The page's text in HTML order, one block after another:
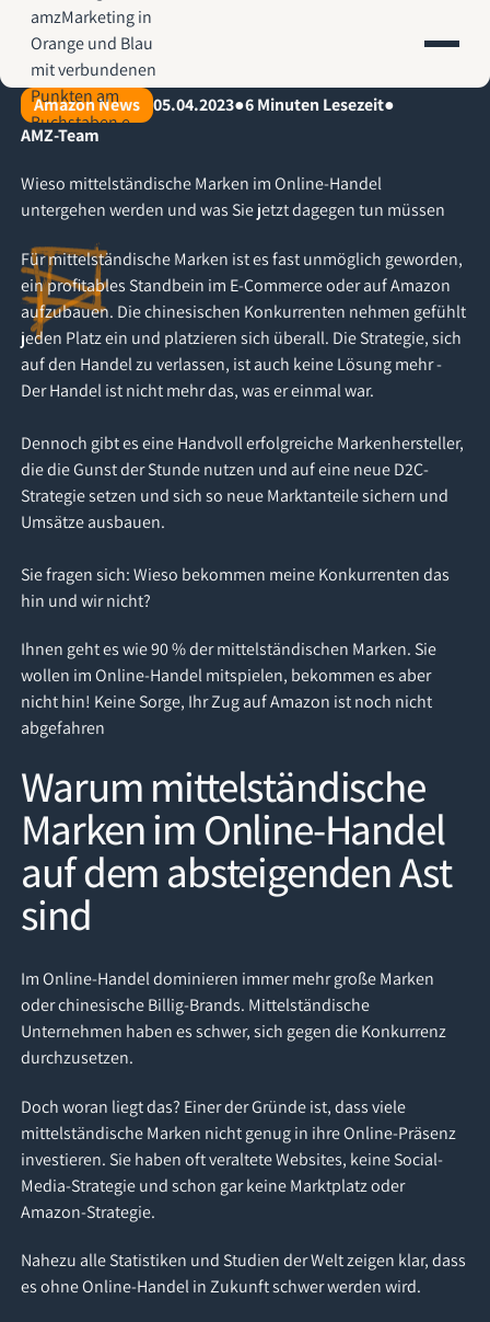
AMZ-Marketing.de - Amazon Agentur für profitables Wachstum
Amazon News 05.04.2023●6Minuten Lesezeit●
AMZ-Team
Wieso mittelständische Marken im Online-Handel
untergehen werden und was Sie jetzt dagegen tun müssen
Für mittelständische Marken ist es fast unmöglich geworden,
ein profitables Standbein im E-Commerce oder auf Amazon
aufzubauen. Die chinesischen Konkurrenten nehmen gefühlt
jeden Platz ein und platzieren sich überall. Die Strategie, sich
auf den Handel zu verlassen, ist auch keine Lösung mehr -
Der Handel ist nicht mehr das, was er einmal war.
Dennoch gibt es eine Handvoll erfolgreiche Markenhersteller,
die die Gunst der Stunde nutzen und auf eine neue D2C-
Strategie setzen und sich so neue Marktanteile sichern und
Umsätze ausbauen.
Sie fragen sich: Wieso bekommen meine Konkurrenten das
hin und wir nicht?
Ihnen geht es wie 90 % der mittelständischen Marken. Sie
wollen im Online-Handel mitspielen, bekommen es aber
nicht hin! Keine Sorge, Ihr Zug auf Amazon ist noch nicht
abgefahren
Warum mittelständische
Marken im Online-Handel
auf dem absteigenden Ast
sind
Im Online-Handel dominieren immer mehr große Marken
oder chinesische Billig-Brands. Mittelständische
Unternehmen haben es schwer, sich gegen die Konkurrenz
durchzusetzen.
Doch woran liegt das? Einer der Gründe ist, dass viele
mittelständische Marken nicht genug in ihre Online-Präsenz
investieren. Sie haben oft veraltete Websites, keine Social-
Media-Strategie und schon gar keine Marktplatz oder
Amazon-Strategie.
Nahezu alle Statistiken und Studien der Welt zeigen klar, dass
es ohne Online-Handel in Zukunft schwer werden wird.